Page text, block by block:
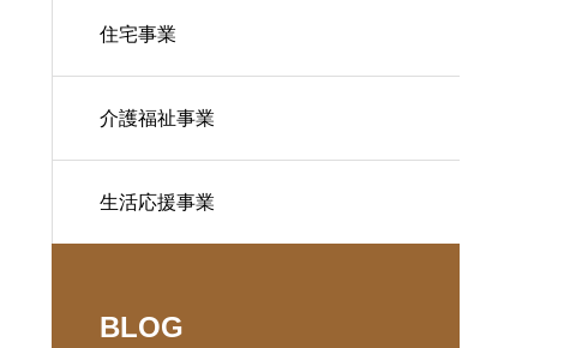
住宅事業
介護福祉事業
生活応援事業
BLOG